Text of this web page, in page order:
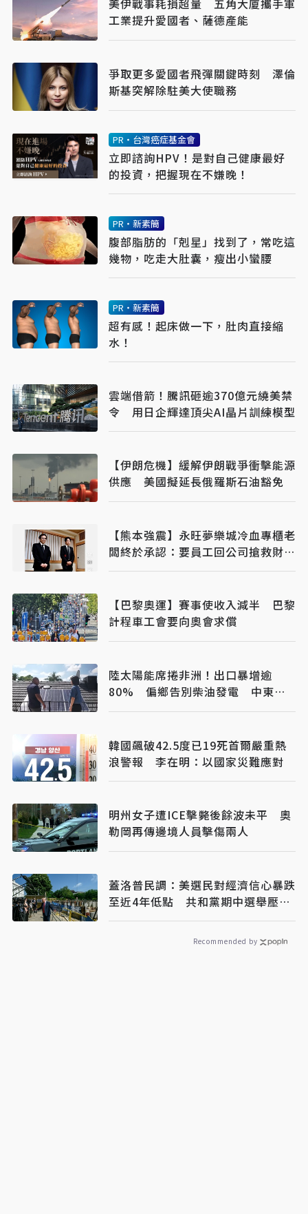
美伊戰事耗損超量 五角大廈攜手軍
工業提升愛國者、薩德產能
爭取更多愛國者飛彈關鍵時刻 澤倫
斯基突解除駐美大使職務
PR・台灣癌症基金會
立即諮詢HPV！是對自己健康最好
的投資，把握現在不嫌晚！
PR・新素簡
腹部脂肪的「剋星」找到了，常吃這
幾物，吃走大肚囊，瘦出小蠻腰
PR・新素簡
超有感！起床做一下，肚肉直接縮
水！
雲端借箭！騰訊砸逾370億元繞美禁
令 用日企輝達頂尖AI晶片訓練模型
【伊朗危機】緩解伊朗戰爭衝擊能源
供應 美國擬延長俄羅斯石油豁免
【熊本強震】永旺夢樂城冷血專櫃老
闆終於承認：要員工回公司搶救財務
才導致死亡
【巴黎奧運】賽事使收入減半 巴黎
計程車工會要向奧會求償
陸太陽能席捲非洲！出口暴增逾
80% 偏鄉告別柴油發電 中東油
價震盪衝擊也降低
韓國飆破42.5度已19死首爾嚴重熱
浪警報 李在明：以國家災難應對
明州女子遭ICE擊斃後餘波未平 奧
勒岡再傳邊境人員擊傷兩人
蓋洛普民調：美選民對經濟信心暴跌
至近4年低點 共和黨期中選舉壓力
升高
Recommended by